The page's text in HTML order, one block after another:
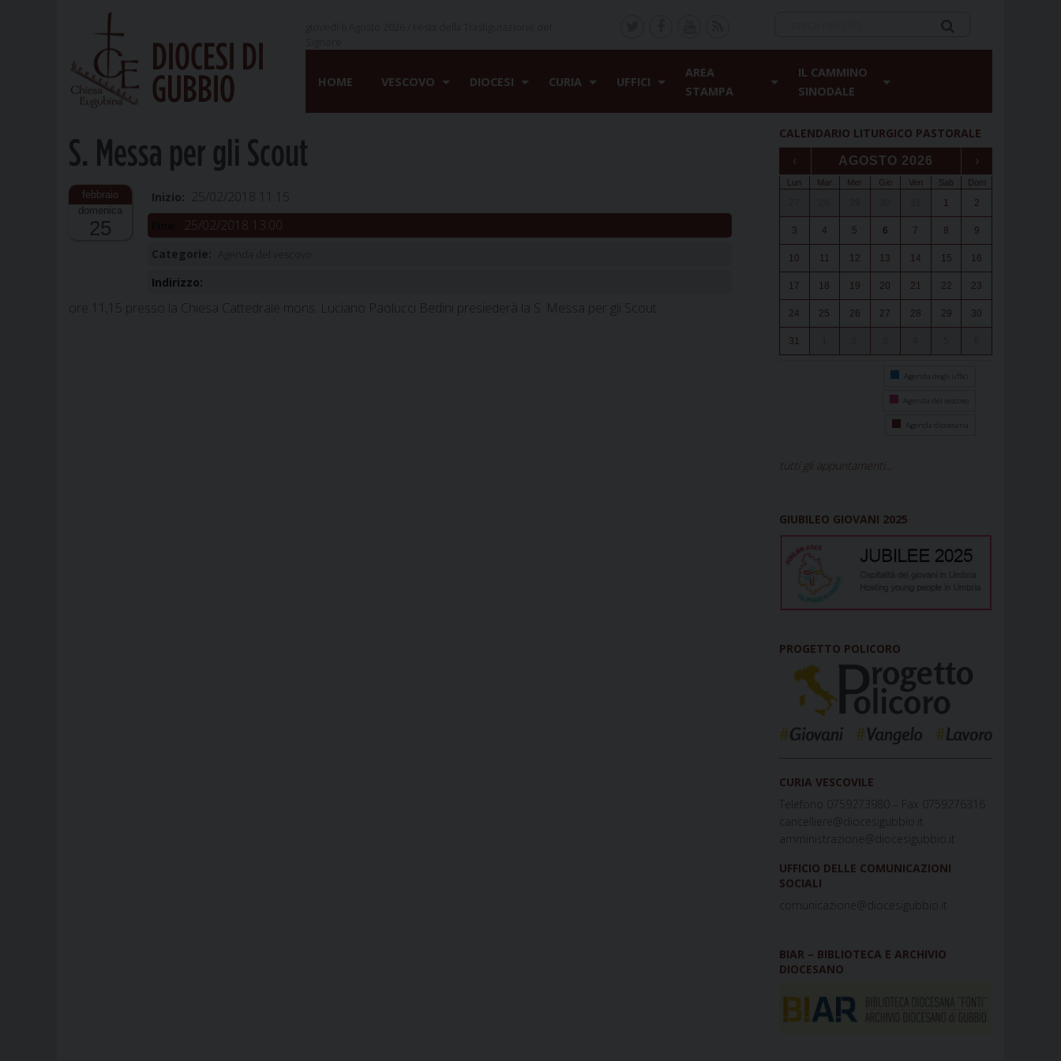
DIOCESI DI
GUBBIO
HOME VESCOVO DIOCESI CURIA UFFICI
AREA
STAMPA
IL CAMMINO
SINODALE
S. Messa per gli Scout
domenica
25
Inizio: 25/02/2018 11:15
25/02/2018 13:00
Categorie:
Indirizzo:
ore 11,15 presso la Chiesa Cattedrale mons. Luciano Paolucci Bedini presiederà la S. Messa per gli Scout
CALENDARIO LITURGICO PASTORALE
‹ AGOSTO 2026 ›
Lun Mar Mer Gio Ven Sab Dom
1 2
3 4 5 6 7 8 9
10 11 12 13 14 15 16
17 18 19 20 21 22 23
24 25 26 27 28 29 30
31
Agenda degli uffici
Agenda del vescovo
Agenda diocesana
tutti gli appuntamenti...
GIUBILEO GIOVANI 2025
PROGETTO POLICORO
CURIA VESCOVILE
Telefono 0759273980 – Fax 0759276316
cancelliere@diocesigubbio.it
amministrazione@diocesigubbio.it
UFFICIO DELLE COMUNICAZIONI
SOCIALI
comunicazione@diocesigubbio.it
BIAR – BIBLIOTECA E ARCHIVIO
DIOCESANO